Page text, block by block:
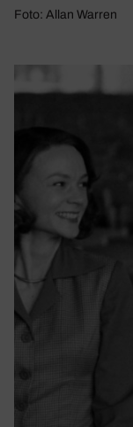
Foto: Allan Warren